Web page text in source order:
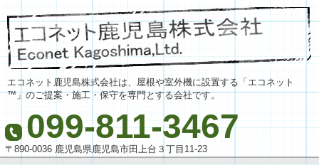
エコネット鹿児島株式会社は、屋根や室外機に設置する「エコネット
™」のご提案・施工・保守を専門とする会社です。
099-811-3467
〒890-0036 鹿児島県鹿児島市田上台３丁目11-23